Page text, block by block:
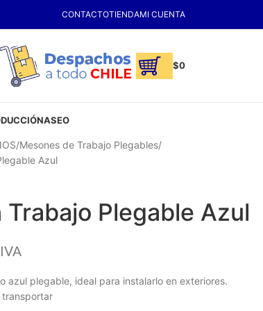
CONTACTOTIENDAMI CUENTA
$0
ASEO
Mesones de Trabajo Plegables
Azul
Trabajo Plegable Azul
azul plegable, ideal para instalarlo en exteriores.
transportar